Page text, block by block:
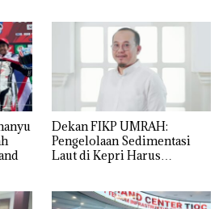
Dekan FIKP UMRAH:
Pengelolaan Sedimentasi
Laut di Kepri Harus
dengan Konservasi